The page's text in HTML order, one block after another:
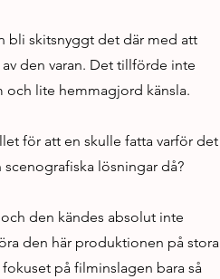
bli skitsnyggt det där med att
den varan. Det tillförde inte
och lite hemmagjord känsla.
för att en skulle fatta varför det
lösningar då?
den kändes absolut inte
den här produktionen på stora
på filminslagen bara så